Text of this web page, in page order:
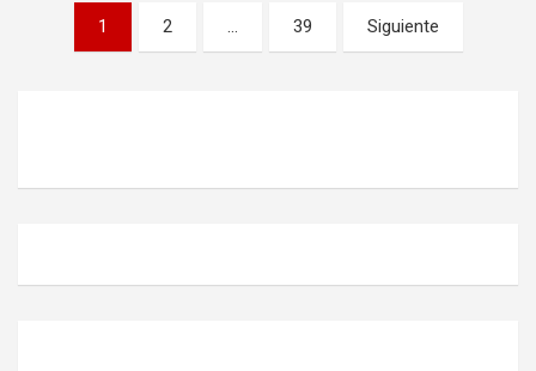
Paginación
1 2 39 Siguiente